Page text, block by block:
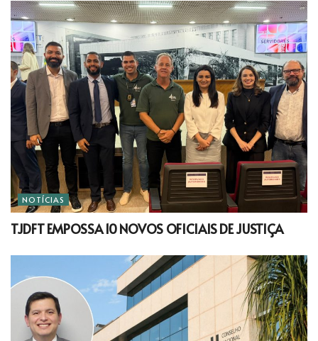
NOTÍCIAS
TJDFT EMPOSSA 10 NOVOS OFICIAIS DE JUSTIÇA